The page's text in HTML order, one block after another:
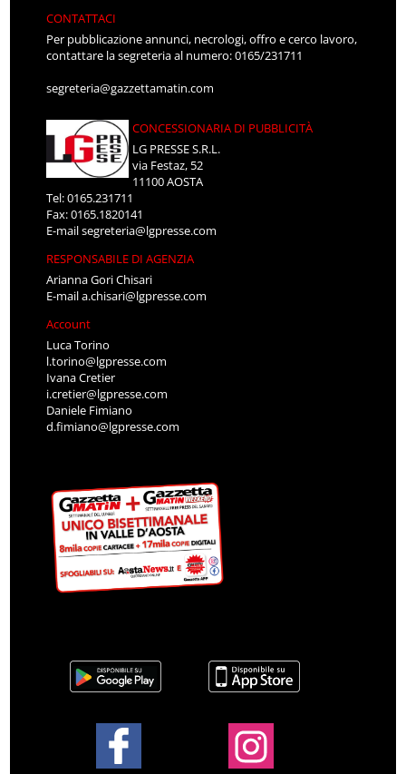
CONTATTACI
Per pubblicazione annunci, necrologi, offro e cerco lavoro,
contattare la segreteria al numero: 0165/231711
segreteria@gazzettamatin.com
CONCESSIONARIA DI PUBBLICITÀ
LG PRESSE S.R.L.
via Festaz, 52
11100 AOSTA
Tel: 0165.231711
Fax: 0165.1820141
E-mailsegreteria@lgpresse.com
RESPONSABILE DI AGENZIA
Arianna Gori Chisari
E-maila.chisari@lgpresse.com
Account
Luca Torino
l.torino@lgpresse.com
Ivana Cretier
i.cretier@lgpresse.com
Daniele Fimiano
d.fimiano@lgpresse.com